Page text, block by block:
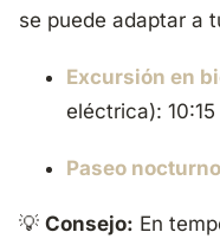
se puede adaptar a
Excursión en
eléctrica):
Paseo nocturno
💡 Consejo: En